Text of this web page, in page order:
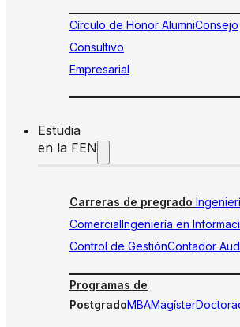
Círculo de Honor AlumniConsejo
Consultivo
Empresarial
Estudia
en la FEN
Carreras de pregrado
ComercialIngeniería en
Control de GestiónContador
Programas de
PostgradoMBAMagíster